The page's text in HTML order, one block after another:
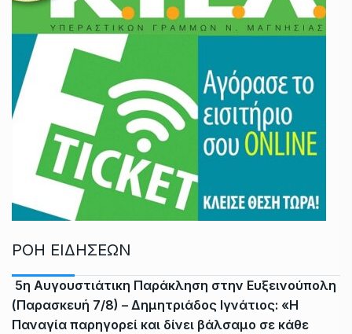
ΡΟΗ ΕΙΔΗΣΕΩΝ
5η Αυγουστιάτικη Παράκληση στην Ευξεινούπολη
(Παρασκευή 7/8) – Δημητριάδος Ιγνάτιος: «Η
Παναγία παρηγορεί και δίνει βάλσαμο σε κάθε